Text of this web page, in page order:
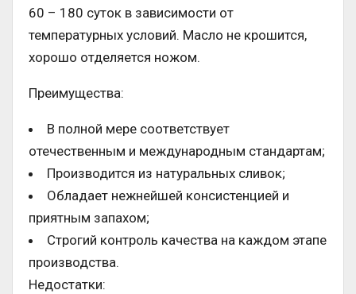
60 – 180 суток в зависимости от
температурных условий. Масло не крошится,
хорошо отделяется ножом.
Преимущества:
В полной мере соответствует
отечественным и международным стандартам;
Производится из натуральных сливок;
Обладает нежнейшей консистенцией и
приятным запахом;
Строгий контроль качества на каждом этапе
производства.
Недостатки: